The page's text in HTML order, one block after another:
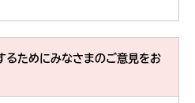
るためにみなさまのご意見をお